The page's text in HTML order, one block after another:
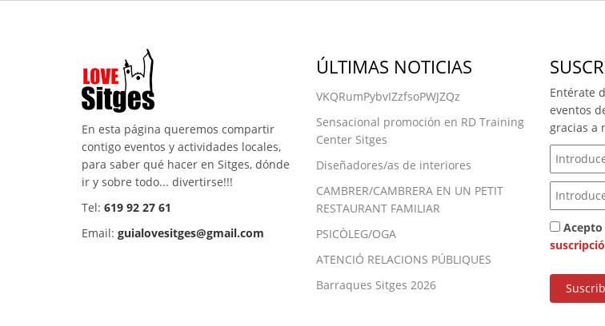
En esta página queremos compartir
contigo eventos y actividades locales,
para saber qué hacer en Sitges, dónde
ir y sobre todo... divertirse!!!
Tel: 619 92 27 61
Email: guialovesitges@gmail.com
ÚLTIMAS NOTICIAS
VKQRumPybvIZzfsoPWJZQz
Sensacional promoción en RD Training
Center Sitges
Diseñadores/as de interiores
CAMBRER/CAMBRERA EN UN PETIT
RESTAURANT FAMILIAR
PSICÒLEG/OGA
ATENCIÓ RELACIONS PÚBLIQUES
Barraques Sitges 2026
Entérate
eventos
gracias a
Acepto